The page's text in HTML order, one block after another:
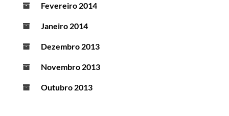
Fevereiro 2014
Janeiro 2014
Dezembro 2013
Novembro 2013
Outubro 2013